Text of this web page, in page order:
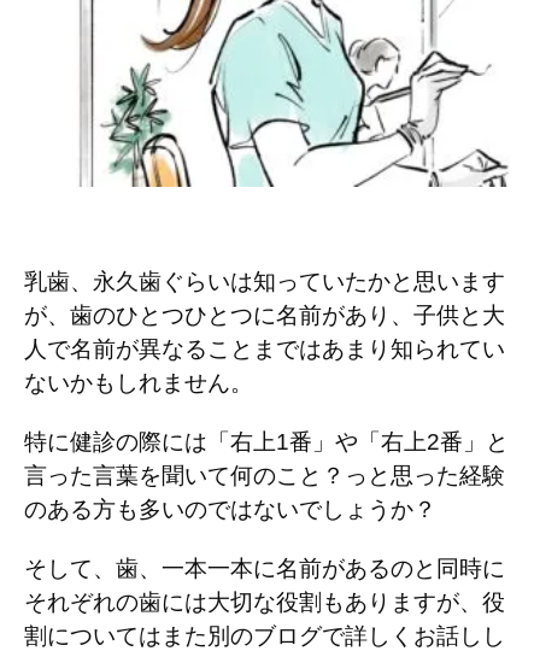
乳歯、永久歯ぐらいは知っていたかと思います
が、歯のひとつひとつに名前があり、子供と大
人で名前が異なることまではあまり知られてい
ないかもしれません。
特に健診の際には「右上1番」や「右上2番」と
言った言葉を聞いて何のこと？っと思った経験
のある方も多いのではないでしょうか？
そして、歯、一本一本に名前があるのと同時に
それぞれの歯には大切な役割もありますが、役
割についてはまた別のブログで詳しくお話しし